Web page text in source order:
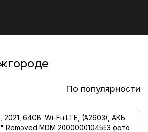
По популярности